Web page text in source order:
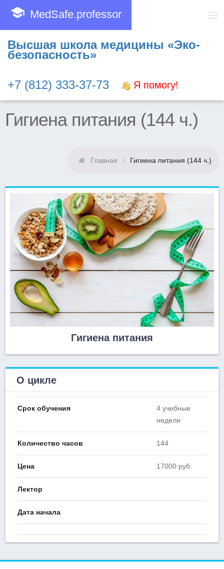
school MedSafe.professor
Высшая школа медицины «Эко-
безопасность»
+7 (812) 333-37-73 Я помогу!
Гигиена питания (144 ч.)
Главная Гигиена питания (144 ч.)
Гигиена питания
О цикле
Срок обучения
4 учебные
недели
Количество часов 144
Цена 17000 руб.
Лектор
Дата начала